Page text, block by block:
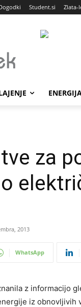
Student.si Zlata-
za
2013
WhatsApp
z informacijo
iz obnovljivih